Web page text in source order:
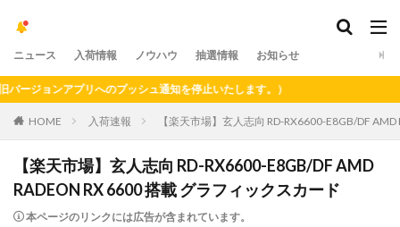
ニュース 入荷情報 ノウハウ 抽選情報 お知らせ
ンアプリへのプッシュ通知を停止いたします。）
HOME 入荷速報 【楽天市場】玄人志向 RD-RX6600-E8GB/DF
【楽天市場】玄人志向 RD-RX6600-E8GB/DF AMD
RADEON RX 6600 搭載 グラフィックスカード
本ページのリンクには広告が含まれています。